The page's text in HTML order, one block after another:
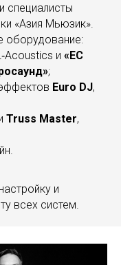
специалисты
«Азия Мьюзик».
оборудование:
и «ЕС
;
Euro DJ,
Truss Master,
и
всех систем.